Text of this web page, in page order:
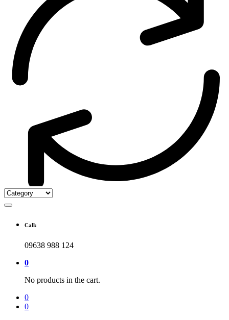
Call:
09638 988 124
0
No products in the cart.
0
0